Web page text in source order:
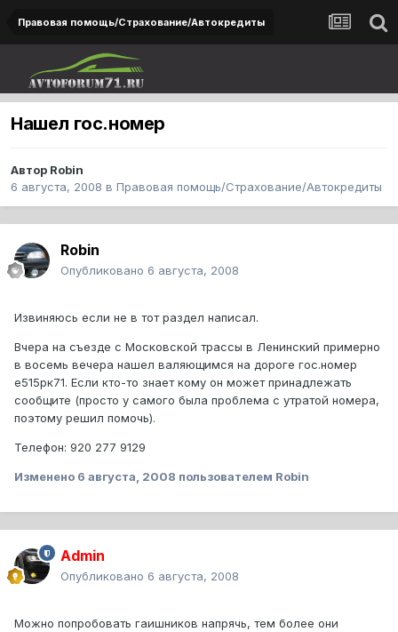
Правовая помощь/Страхование/Автокредиты
Нашел гос.номер
Автор Robin
6 августа, 2008 в Правовая помощь/Страхование/Автокредиты
Robin
Опубликовано 6 августа, 2008
Извиняюсь если не в тот раздел написал.
Вчера на съезде с Московской трассы в Ленинский примерно
в восемь вечера нашел валяющимся на дороге гос.номер
е515рк71. Если кто-то знает кому он может принадлежать
сообщите (просто у самого была проблема с утратой номера,
поэтому решил помочь).
Телефон: 920 277 9129
Изменено 6 августа, 2008 пользователем Robin
Admin
Опубликовано 6 августа, 2008
Можно попробовать гаишников напрячь, тем более они